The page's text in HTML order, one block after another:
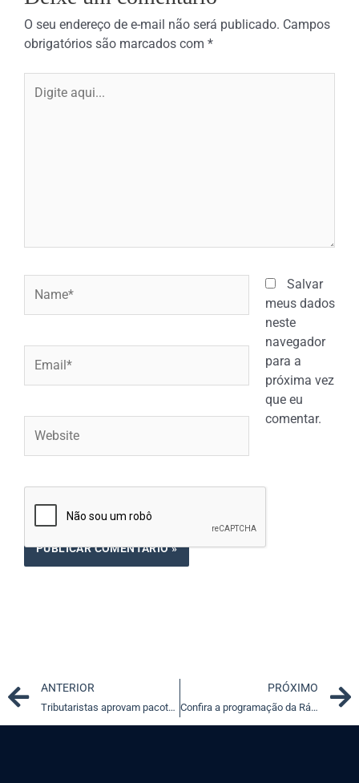
O seu endereço de e-mail não será publicado. Campos
obrigatórios são marcados com *
aqui...
Salvar
meus dados
neste
navegador
para a
próxima vez
que eu
comentar.
Prev
ANTERIOR
Tributaristas aprovam pacote contra Covid-19 e sugerem ampliação
PRÓXIMO
Confira a programação da Rádio Justiça para esta segunda-feira (23)